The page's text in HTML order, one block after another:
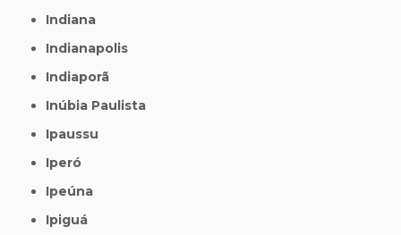
Indiana
Indianapolis
Indiaporã
Inúbia Paulista
Ipaussu
Iperó
Ipeúna
Ipiguá